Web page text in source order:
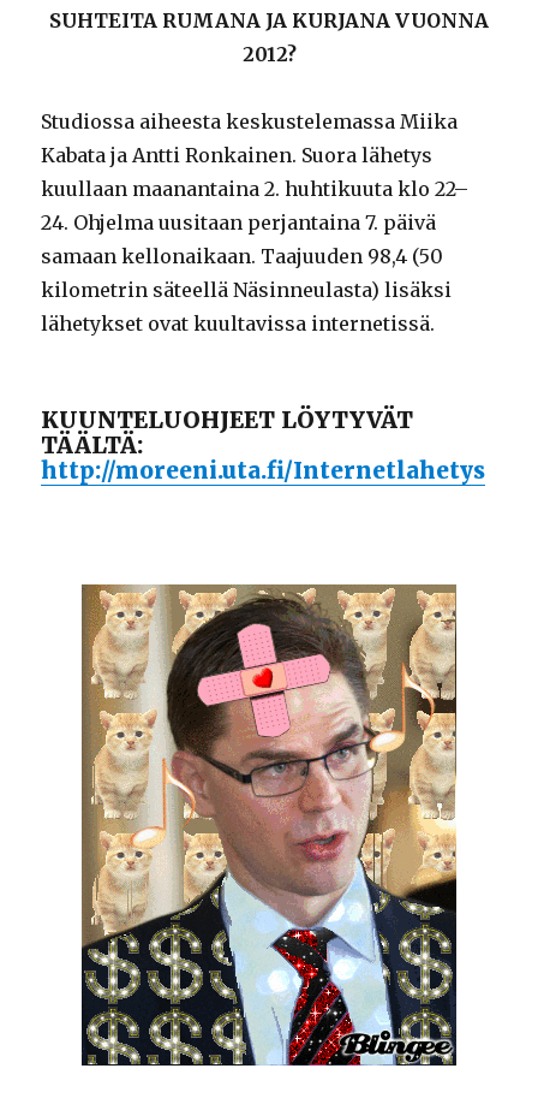
SUHTEITA RUMANA JA KURJANA VUONNA
2012?
Studiossa aiheesta keskustelemassa Miika
Kabata ja Antti Ronkainen. Suora lähetys
kuullaan maanantaina 2. huhtikuuta klo 22–
24. Ohjelma uusitaan perjantaina 7. päivä
samaan kellonaikaan. Taajuuden 98,4 (50
kilometrin säteellä Näsinneulasta) lisäksi
lähetykset ovat kuultavissa internetissä.
KUUNTELUOHJEET LÖYTYVÄT
TÄÄLTÄ:
http://moreeni.uta.fi/Internetlahetys